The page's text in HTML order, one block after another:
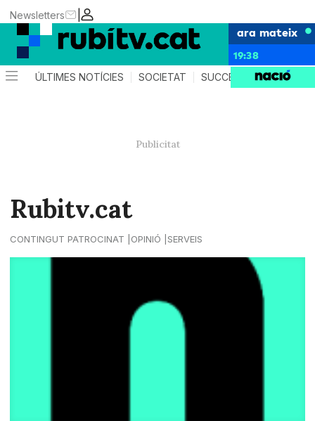
|
Newsletters
ara mateix
19:38
ÚLTIMES NOTÍCIES SOCIETAT SUCCESSOS
Rubitv.cat
CONTINGUT PATROCINAT OPINIÓ SERVEIS